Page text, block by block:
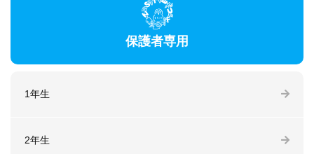
保護者専用
1年生
2年生